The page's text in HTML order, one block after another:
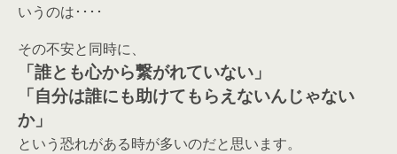
いうのは････
その不安と同時に、
「誰とも心から繋がれていない」
「自分は誰にも助けてもらえないんじゃない
か」
という恐れがある時が多いのだと思います。